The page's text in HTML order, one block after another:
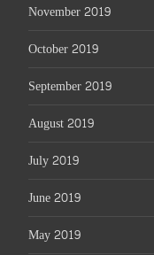
November 2019
October 2019
September 2019
August 2019
July 2019
June 2019
May 2019